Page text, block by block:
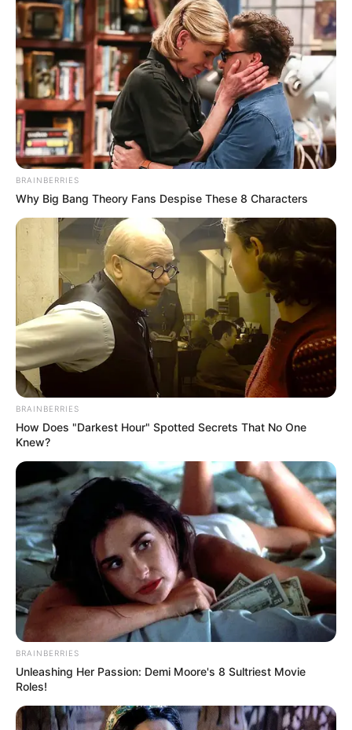
BRAINBERRIES
Why Big Bang Theory Fans Despise These 8 Characters
BRAINBERRIES
How Does "Darkest Hour" Spotted Secrets That No One
Knew?
BRAINBERRIES
Unleashing Her Passion: Demi Moore's 8 Sultriest Movie
Roles!